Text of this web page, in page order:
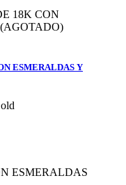
ESMERALDAS Y